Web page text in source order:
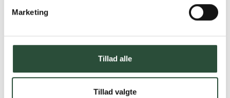
Marketing
Tillad alle
Tillad valgte